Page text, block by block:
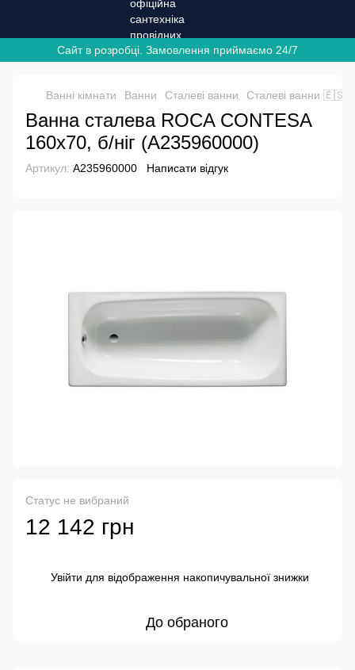
Сайт в розробці. Замовлення приймаємо 24/7
Ванні кімнати Ванни Сталеві ванни Сталеві ванни
Ванна сталева ROCA CONTESA
160х70, б/ніг (A235960000)
Артикул: A235960000 Написати відгук
Статус не вибраний
12 142 грн
Увійти для відображення накопичувальної знижки
До обраного